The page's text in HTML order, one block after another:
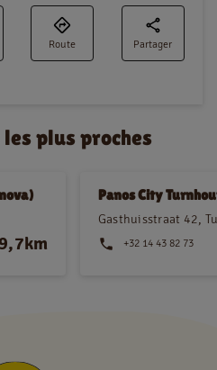
juridique
policy
Route Partager
les plus proches
Panos City
Gasthuisstraat 42,
+32 14 43 82 73